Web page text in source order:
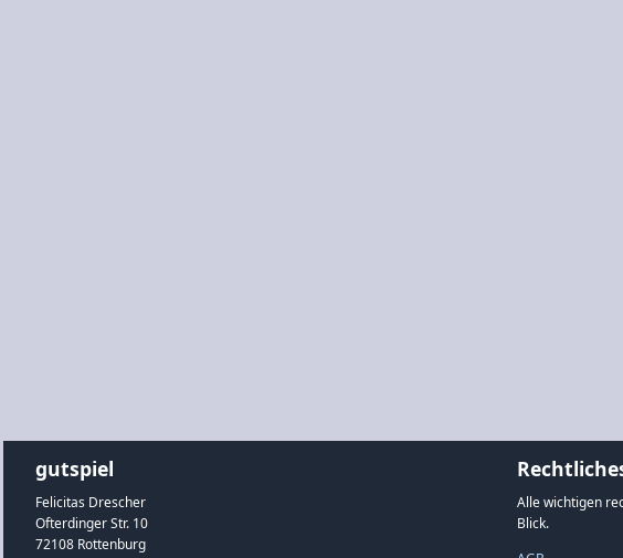
gutspiel
Felicitas Drescher
Ofterdinger Str. 10
72108 Rottenburg
Alle wichtigen
Blick.